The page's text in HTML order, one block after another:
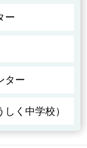
ー
ター
く中学校）